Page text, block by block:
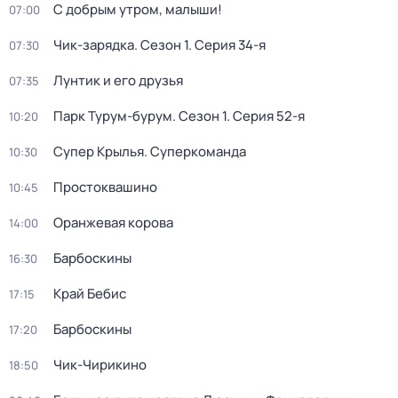
07:00 С добрым утром, малыши!
07:30 Чик-зарядка. Сезон 1. Серия 34-я
07:35 Лунтик и его друзья
10:20 Парк Турум-бурум. Сезон 1. Серия 52-я
10:30 Супер Крылья. Суперкоманда
10:45 Простоквашино
14:00 Оранжевая корова
16:30 Барбоскины
17:15 Край Бебис
17:20 Барбоскины
18:50 Чик-Чирикино